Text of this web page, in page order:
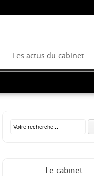
Les actus du cabinet
Le cabinet